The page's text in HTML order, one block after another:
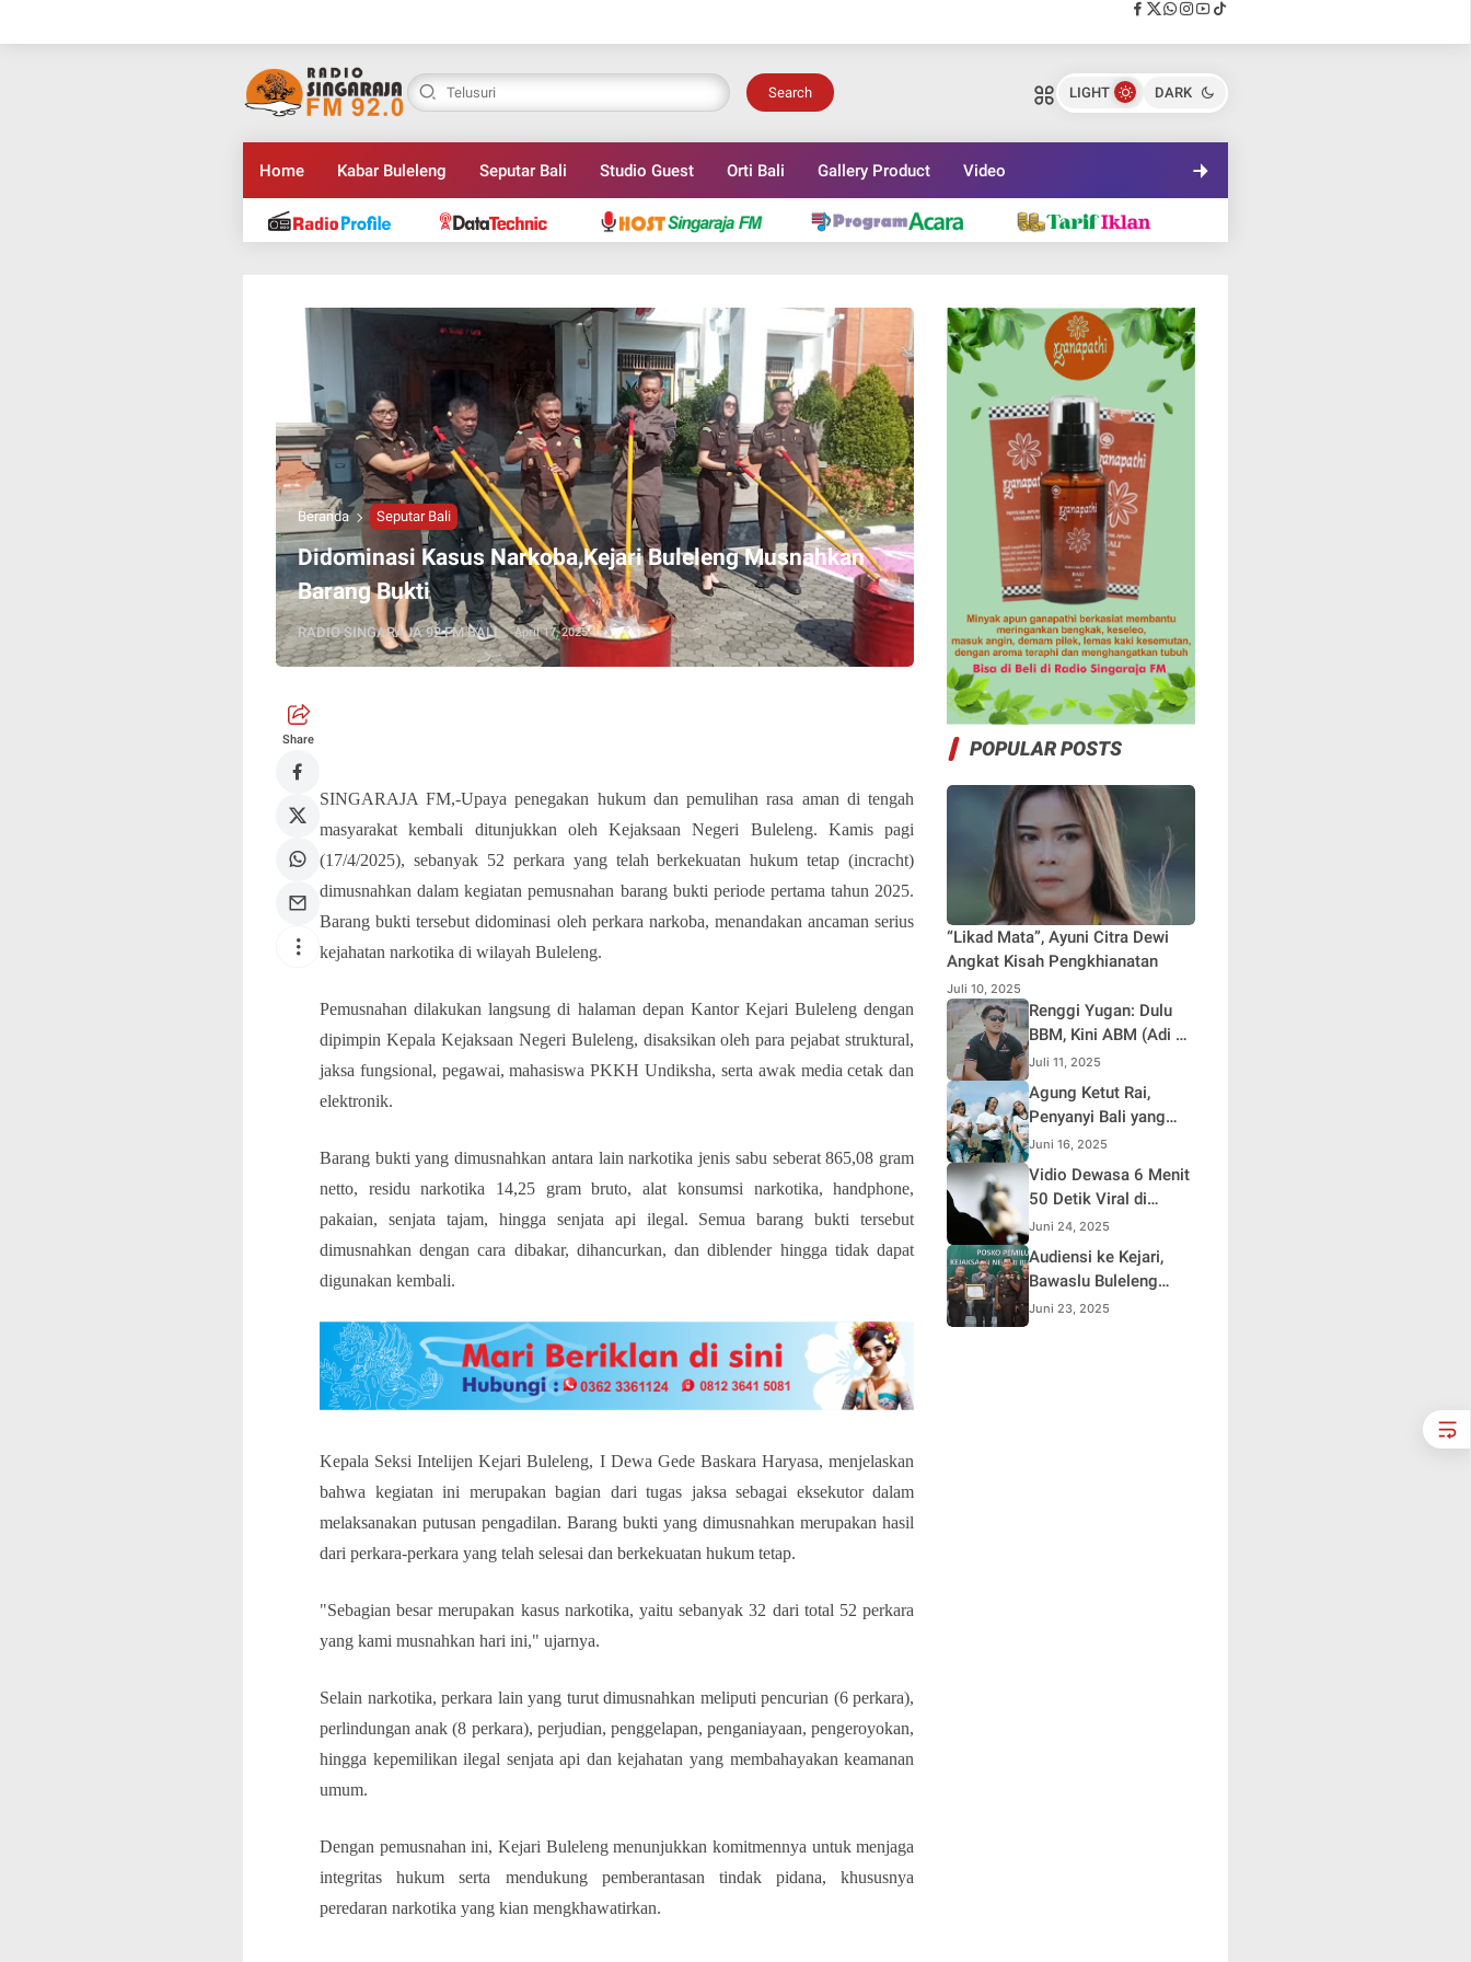
Search LIGHT DARK
Home Kabar Buleleng Seputar Bali Studio Guest Orti Bali Gallery Product Video
Beranda Seputar Bali
Didominasi Kasus Narkoba,Kejari Buleleng Musnahkan
Barang Bukti
RADIO SINGARAJA 92 FM BALI April 17, 2025
Share
SINGARAJA FM,-Upaya penegakan hukum dan pemulihan rasa aman di tengah
masyarakat kembali ditunjukkan oleh Kejaksaan Negeri Buleleng. Kamis pagi
(17/4/2025), sebanyak 52 perkara yang telah berkekuatan hukum tetap (incracht)
dimusnahkan dalam kegiatan pemusnahan barang bukti periode pertama tahun 2025.
Barang bukti tersebut didominasi oleh perkara narkoba, menandakan ancaman serius
kejahatan narkotika di wilayah Buleleng.
Pemusnahan dilakukan langsung di halaman depan Kantor Kejari Buleleng dengan
dipimpin Kepala Kejaksaan Negeri Buleleng, disaksikan oleh para pejabat struktural,
jaksa fungsional, pegawai, mahasiswa PKKH Undiksha, serta awak media cetak dan
elektronik.
Barang bukti yang dimusnahkan antara lain narkotika jenis sabu seberat 865,08 gram
netto, residu narkotika 14,25 gram bruto, alat konsumsi narkotika, handphone,
pakaian, senjata tajam, hingga senjata api ilegal. Semua barang bukti tersebut
dimusnahkan dengan cara dibakar, dihancurkan, dan diblender hingga tidak dapat
digunakan kembali.
Kepala Seksi Intelijen Kejari Buleleng, I Dewa Gede Baskara Haryasa, menjelaskan
bahwa kegiatan ini merupakan bagian dari tugas jaksa sebagai eksekutor dalam
melaksanakan putusan pengadilan. Barang bukti yang dimusnahkan merupakan hasil
dari perkara-perkara yang telah selesai dan berkekuatan hukum tetap.
"Sebagian besar merupakan kasus narkotika, yaitu sebanyak 32 dari total 52 perkara
yang kami musnahkan hari ini," ujarnya.
Selain narkotika, perkara lain yang turut dimusnahkan meliputi pencurian (6 perkara),
perlindungan anak (8 perkara), perjudian, penggelapan, penganiayaan, pengeroyokan,
hingga kepemilikan ilegal senjata api dan kejahatan yang membahayakan keamanan
umum.
Dengan pemusnahan ini, Kejari Buleleng menunjukkan komitmennya untuk menjaga
integritas hukum serta mendukung pemberantasan tindak pidana, khususnya
peredaran narkotika yang kian mengkhawatirkan.
POPULAR POSTS
“Likad Mata”, Ayuni Citra Dewi
Angkat Kisah Pengkhianatan
Juli 10, 2025
Renggi Yugan: Dulu
BBM, Kini ABM (Adi Be
Mesanding)
Juli 11, 2025
Agung Ketut Rai,
Penyanyi Bali yang
Viral Lewat Lagu
"Timpal Sirep"
Juni 16, 2025
Vidio Dewasa 6 Menit
50 Detik Viral di
Sosmed ,Polisi
Lakukan Penelusuran
Juni 24, 2025
Audiensi ke Kejari,
Bawaslu Buleleng
Apresiasi Sinergi
Juni 23, 2025